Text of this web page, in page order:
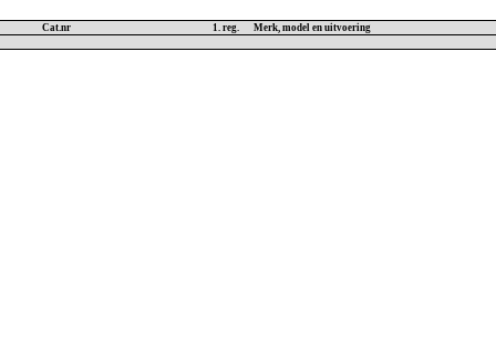
Cat.nr 1. reg. Merk, model en uitvoering